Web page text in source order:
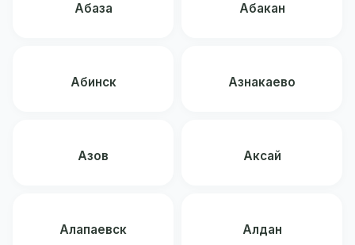
Абаза Абакан
Абинск Азнакаево
Азов Аксай
Алапаевск Алдан